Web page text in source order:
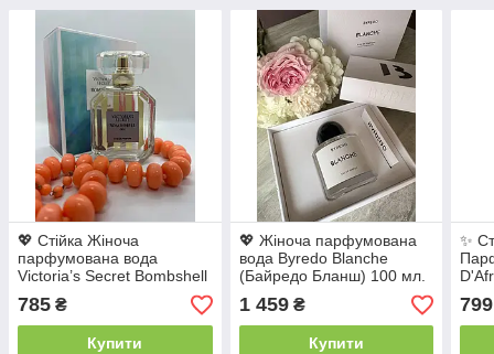
💖 Стійка Жіноча
парфумована вода
Victoria’s Secret Bombshell
Isle (Вікторія Сікрет
Бомбшел Айл) 100 мл.
Квітково-східний аромат
785 ₴
Купити
💖 Жіноча парфумована
вода Byredo Blanche
(Байредо Бланш) 100 мл.
Якісний Квітковий аромат
1 459₴
Купити
✨
799